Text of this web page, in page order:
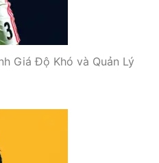
Giá Độ Khó và Quản Lý